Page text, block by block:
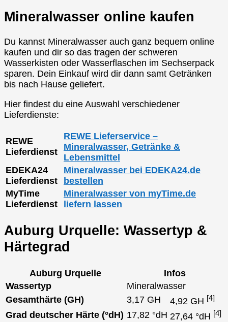
Mineralwasser online kaufen
Du kannst Mineralwasser auch ganz bequem online
kaufen und dir so das tragen der schweren
Wasserkisten oder Wasserflaschen im Sechserpack
sparen. Dein Einkauf wird dir dann samt Getränken
bis nach Hause geliefert.
Hier findest du eine Auswahl verschiedener
Lieferdienste:
REWE
Lieferdienst
REWE Lieferservice –
Mineralwasser, Getränke &
Lebensmittel
EDEKA24
Lieferdienst
Mineralwasser bei EDEKA24.de
bestellen
MyTime
Lieferdienst
Mineralwasser von myTime.de
liefern lassen
Auburg Urquelle: Wassertyp &
Härtegrad
Auburg Urquelle
Infos
Wassertyp
Mineralwasser
Gesamthärte (GH)
3,17 GH 4,92 GH [4]
Grad deutscher Härte (°dH) 17,82 °dH 27,64 °dH [4]